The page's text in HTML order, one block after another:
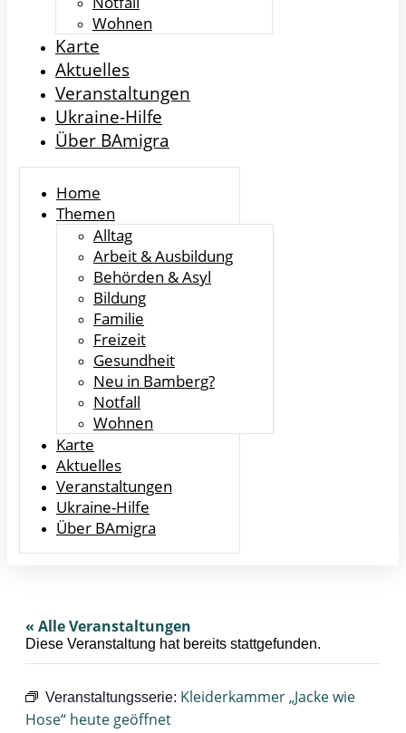
Wohnen
Karte
Aktuelles
Veranstaltungen
Ukraine-Hilfe
Über BAmigra
Home
Themen
Alltag
Arbeit & Ausbildung
Behörden & Asyl
Bildung
Familie
Freizeit
Gesundheit
Neu in Bamberg?
Notfall
Wohnen
Karte
Aktuelles
Veranstaltungen
Ukraine-Hilfe
Über BAmigra
« Alle Veranstaltungen
Diese Veranstaltung hat bereits stattgefunden.
Veranstaltungsserie: Kleiderkammer „Jacke wie
Hose“ heute geöffnet